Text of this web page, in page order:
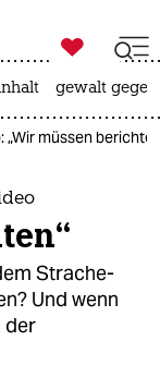

taz zahl ich
gewalt
müssen
Strache-
Und wenn
der